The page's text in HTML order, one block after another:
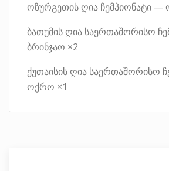
ოზურგეთის ღია ჩემპიონატი —
ბათუმის ღია საერთაშორისო
ბრინჯაო ×2
ქუთაისის ღია საერთაშორისო
ოქრო ×1